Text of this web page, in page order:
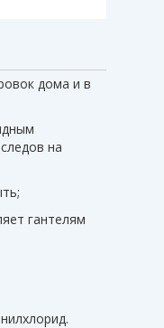
дома и в
на
гантелям